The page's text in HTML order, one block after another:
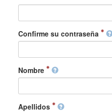
Confirme su contraseña
Nombre
Apellidos